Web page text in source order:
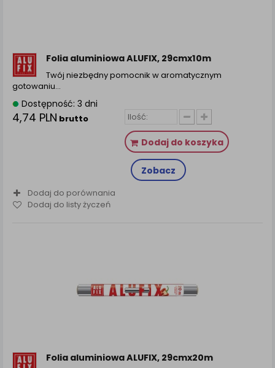
Folia aluminiowa ALUFIX, 29cmx10m
Twój niezbędny pomocnik w aromatycznym
gotowaniu…
Dostępność: 3 dni
4,74 PLN brutto
Dodaj do koszyka
Zobacz
Dodaj do porównania
Dodaj do listy życzeń
Folia aluminiowa ALUFIX, 29cmx20m